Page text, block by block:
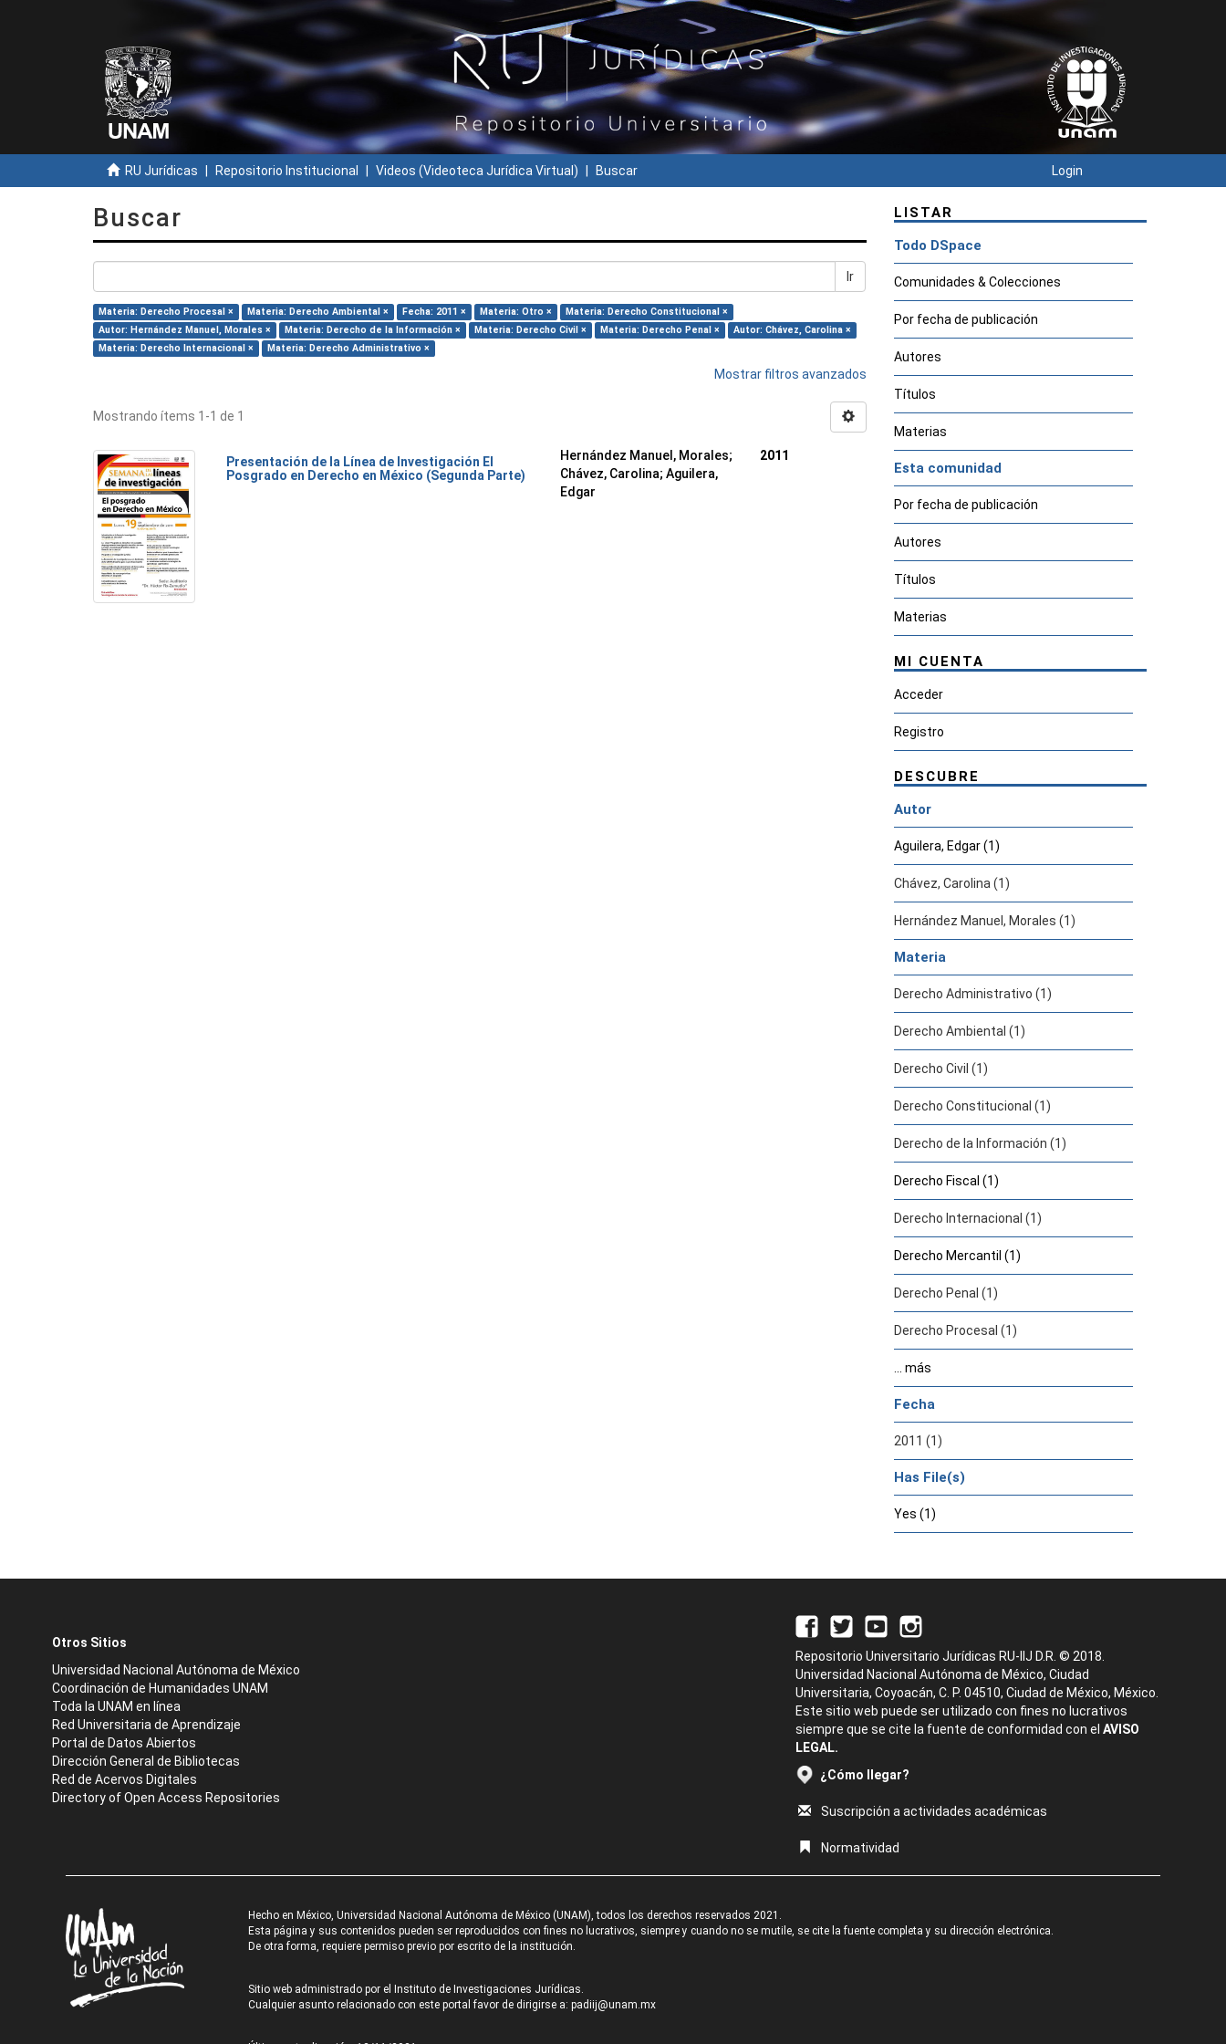
RU Jurídicas Repositorio Institucional Videos (Videoteca Jurídica Virtual) Buscar Login
Buscar
Ir
Materia: Derecho Procesal × Materia: Derecho Ambiental × Fecha: 2011 × Materia: Otro ×
Materia: Derecho Constitucional ×
Autor: Hernández Manuel, Morales ×
Materia: Derecho de la Información × Materia: Derecho Civil × Materia: Derecho Penal ×
Autor: Chávez, Carolina ×
Materia: Derecho Internacional ×
Materia: Derecho Administrativo ×
Mostrar filtros avanzados
Mostrando ítems 1-1 de 1
Presentación de la Línea de Investigación El
Posgrado en Derecho en México (Segunda Parte)
Hernández Manuel, Morales;
Chávez, Carolina; Aguilera,
Edgar
2011
LISTAR
Todo DSpace
Comunidades & Colecciones
Por fecha de publicación
Autores
Títulos
Materias
Esta comunidad
Por fecha de publicación
Autores
Títulos
Materias
MI CUENTA
Acceder
Registro
DESCUBRE
Autor
Aguilera, Edgar (1)
Chávez, Carolina (1)
Hernández Manuel, Morales (1)
Materia
Derecho Administrativo (1)
Derecho Ambiental (1)
Derecho Civil (1)
Derecho Constitucional (1)
Derecho de la Información (1)
Derecho Fiscal (1)
Derecho Internacional (1)
Derecho Mercantil (1)
Derecho Penal (1)
Derecho Procesal (1)
... más
Fecha
2011 (1)
Has File(s)
Yes (1)
Otros Sitios
Universidad Nacional Autónoma de México
Coordinación de Humanidades UNAM
Toda la UNAM en línea
Red Universitaria de Aprendizaje
Portal de Datos Abiertos
Dirección General de Bibliotecas
Red de Acervos Digitales
Directory of Open Access Repositories
Repositorio Universitario Jurídicas RU-IIJ D.R. © 2018.
Universidad Nacional Autónoma de México, Ciudad
Universitaria, Coyoacán, C. P. 04510, Ciudad de México, México.
Este sitio web puede ser utilizado con fines no lucrativos
siempre que se cite la fuente de conformidad con el AVISO
LEGAL.
¿Cómo llegar?
Suscripción a actividades académicas
Normatividad
Hecho en México, Universidad Nacional Autónoma de México (UNAM), todos los derechos reservados 2021.
Esta página y sus contenidos pueden ser reproducidos con fines no lucrativos, siempre y cuando no se mutile, se cite la fuente completa y su dirección electrónica.
De otra forma, requiere permiso previo por escrito de la institución.
Sitio web administrado por el Instituto de Investigaciones Jurídicas.
Cualquier asunto relacionado con este portal favor de dirigirse a: padiij@unam.mx